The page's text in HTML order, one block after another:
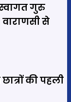
गुरु
से
की पहली